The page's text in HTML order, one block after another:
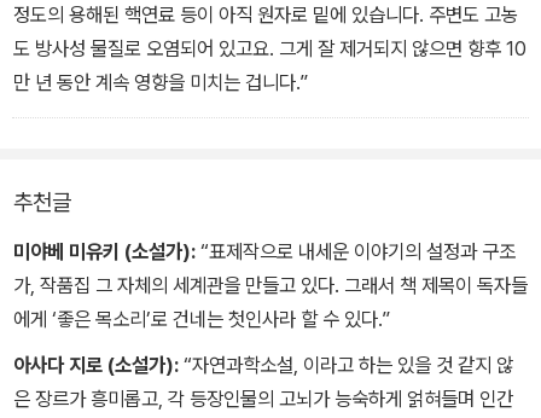
정도의 용해된 핵연료 등이 아직 원자로 밑에 있습니다. 주변도 고농
도 방사성 물질로 오염되어 있고요. 그게 잘 제거되지 않으면 향후 10
만 년 동안 계속 영향을 미치는 겁니다.”
추천글
미야베 미유키 (소설가): “표제작으로 내세운 이야기의 설정과 구조
가, 작품집 그 자체의 세계관을 만들고 있다. 그래서 책 제목이 독자들
에게 ‘좋은 목소리’로 건네는 첫인사라 할 수 있다.”
아사다 지로 (소설가): “자연과학소설, 이라고 하는 있을 것 같지 않
은 장르가 흥미롭고, 각 등장인물의 고뇌가 능숙하게 얽혀들며 인간